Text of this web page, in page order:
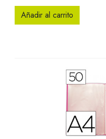
Añadir al carrito